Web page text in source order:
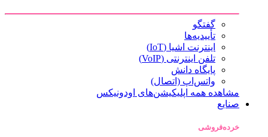
گفتگو
تأییدیه‌ها
اینترنت اشیا (IoT)
تلفن اینترنتی (VoIP)
پایگاه دانش
واتس‌اپ (اتصال)
مشاهده همه اپلیکیشن‌های اودونیکس
صنایع
خرده‌فروشی